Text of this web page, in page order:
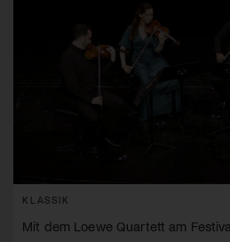
KLASSIK
Mit dem Loewe Quartett am